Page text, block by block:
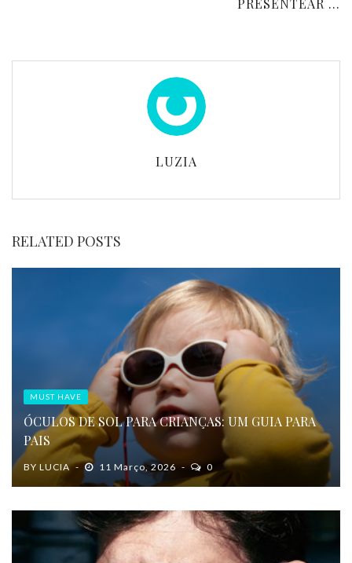
PRESENTEAR ...
LUZIA
RELATED POSTS
MUST HAVE
ÓCULOS DE SOL PARA CRIANÇAS: UM GUIA PARA
PAIS
BY LUCIA 11 Março, 2026 0